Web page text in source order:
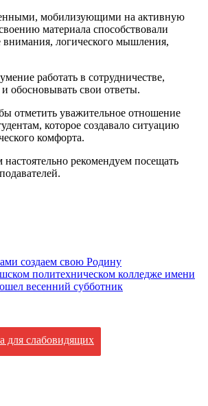
мобилизующими на активную
материала способствовали
внимания, логического мышления,
работать в сотрудничестве,
обосновывать свои ответы.
отметить уважительное отношение
которое создавало ситуацию
комфорта.
рекомендуем посещать
создаем свою Родину
политехническом колледже имени
весенний субботник
для слабовидящих